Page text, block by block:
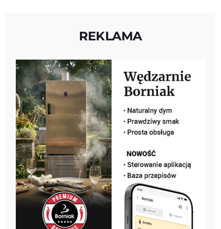
REKLAMA